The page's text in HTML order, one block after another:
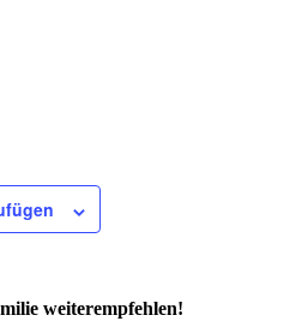
weiterempfehlen!